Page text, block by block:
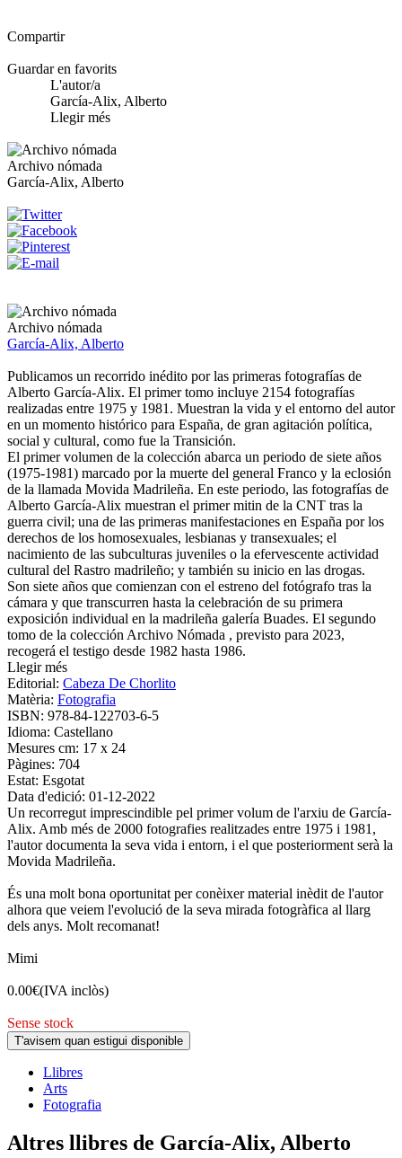
Compartir
Guardar en favorits
L'autor/a
García-Alix, Alberto
Llegir més
Archivo nómada
García-Alix, Alberto
Archivo nómada
García-Alix, Alberto
Publicamos un recorrido inédito por las primeras fotografías de
Alberto García-Alix. El primer tomo incluye 2154 fotografías
realizadas entre 1975 y 1981. Muestran la vida y el entorno del autor
en un momento histórico para España, de gran agitación política,
social y cultural, como fue la Transición.
El primer volumen de la colección abarca un periodo de siete años
(1975-1981) marcado por la muerte del general Franco y la eclosión
de la llamada Movida Madrileña. En este periodo, las fotografías de
Alberto García-Alix muestran el primer mitin de la CNT tras la
guerra civil; una de las primeras manifestaciones en España por los
derechos de los homosexuales, lesbianas y transexuales; el
nacimiento de las subculturas juveniles o la efervescente actividad
cultural del Rastro madrileño; y también su inicio en las drogas.
Son siete años que comienzan con el estreno del fotógrafo tras la
cámara y que transcurren hasta la celebración de su primera
exposición individual en la madrileña galería Buades. El segundo
tomo de la colección Archivo Nómada , previsto para 2023,
recogerá el testigo desde 1982 hasta 1986.
Llegir més
Editorial: Cabeza De Chorlito
Matèria: Fotografia
ISBN: 978-84-122703-6-5
Idioma: Castellano
Mesures cm: 17 x 24
Pàgines: 704
Estat: Esgotat
Data d'edició: 01-12-2022
Un recorregut imprescindible pel primer volum de l'arxiu de García-
Alix. Amb més de 2000 fotografies realitzades entre 1975 i 1981,
l'autor documenta la seva vida i entorn, i el que posteriorment serà la
Movida Madrileña.
És una molt bona oportunitat per conèixer material inèdit de l'autor
alhora que veiem l'evolució de la seva mirada fotogràfica al llarg
dels anys. Molt recomanat!
Mimi
0.00€(IVA inclòs)
Sense stock
T'avisem quan estigui disponible
Llibres
Arts
Fotografia
Altres llibres de García-Alix, Alberto